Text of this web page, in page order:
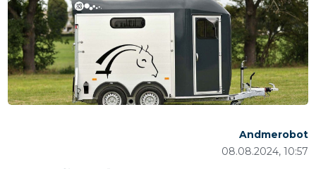
08.08.2024, 10:57
Andmerobot